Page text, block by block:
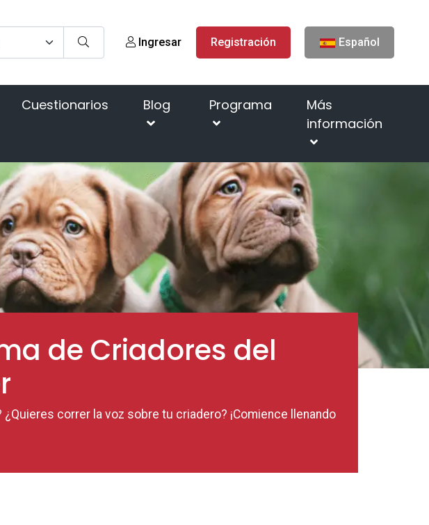
Ingresar Registración Español
Cuestionarios Blog Programa
Más
información
Programa de criadores
de Criadores del
correr la voz sobre tu criadero? ¡Comience llenando